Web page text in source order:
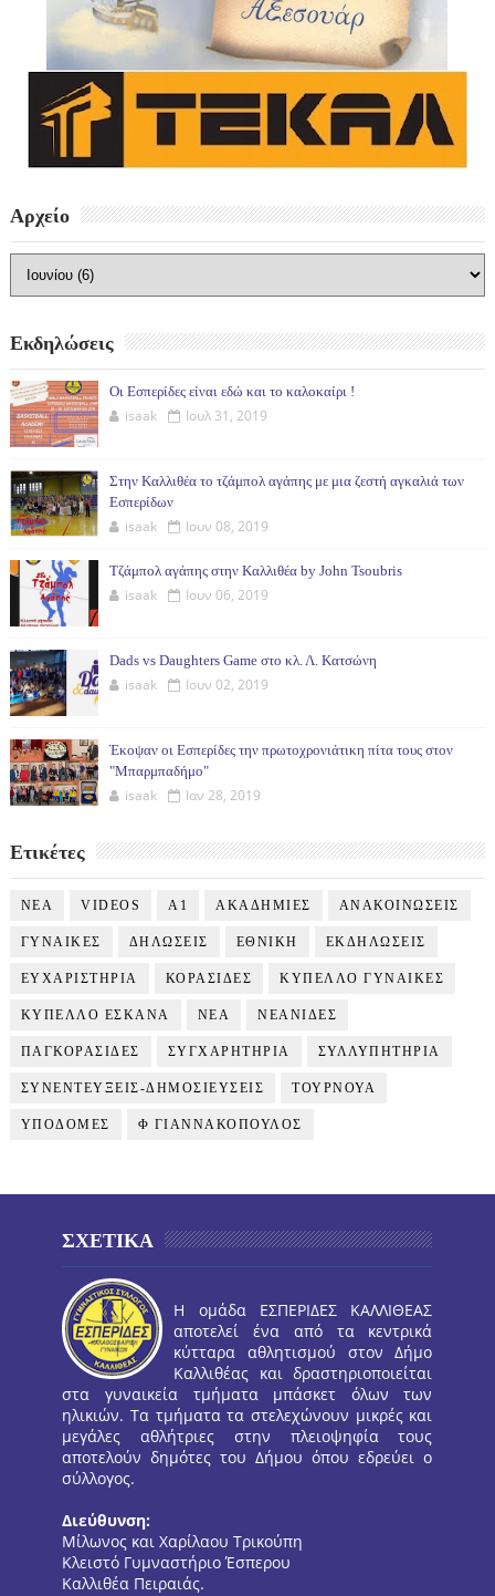
Αρχείο
Εκδηλώσεις
Οι Εσπερίδες είναι εδώ και το καλοκαίρι !
isaak Ιουλ 31, 2019
Στην Καλλιθέα το τζάμπολ αγάπης με μια ζεστή αγκαλιά των
Εσπερίδων
isaak Ιουν 08, 2019
Τζάμπολ αγάπης στην Καλλιθέα by John Tsoubris
isaak Ιουν 06, 2019
Dads vs Daughters Game στο κλ. Λ. Κατσώνη
isaak Ιουν 02, 2019
Έκοψαν οι Εσπερίδες την πρωτοχρονιάτικη πίτα τους στον
"Μπαρμπαδήμο"
isaak Ιαν 28, 2019
Ετικέτες
NEA VIDEOS Α1 ΑΚΑΔΗΜΙΕΣ ΑΝΑΚΟΙΝΩΣΕΙΣ
ΓΥΝΑΙΚΕΣ ΔΗΛΩΣΕΙΣ ΕΘΝΙΚΗ ΕΚΔΗΛΩΣΕΙΣ
ΕΥΧΑΡΙΣΤΗΡΙΑ ΚΟΡΑΣΙΔΕΣ ΚΥΠΕΛΛΟ ΓΥΝΑΙΚΕΣ
ΚΥΠΕΛΛΟ ΕΣΚΑΝΑ ΝΕΑ ΝΕΑΝΙΔΕΣ
ΠΑΓΚΟΡΑΣΙΔΕΣ ΣΥΓΧΑΡΗΤΗΡΙΑ ΣΥΛΛΥΠΗΤΗΡΙΑ
ΣΥΝΕΝΤΕΥΞΕΙΣ-ΔΗΜΟΣΙΕΥΣΕΙΣ ΤΟΥΡΝΟΥΑ
ΥΠΟΔΟΜΕΣ Φ ΓΙΑΝΝΑΚΟΠΟΥΛΟΣ
ΣΧΕΤΙΚΑ
Η ομάδα ΕΣΠΕΡΙΔΕΣ ΚΑΛΛΙΘΕΑΣ
αποτελεί ένα από τα κεντρικά
κύτταρα αθλητισμού στον Δήμο
Καλλιθέας και δραστηριοποιείται
στα γυναικεία τμήματα μπάσκετ όλων των
ηλικιών. Τα τμήματα τα στελεχώνουν μικρές και
μεγάλες αθλήτριες στην πλειοψηφία τους
αποτελούν δημότες του Δήμου όπου εδρεύει ο
σύλλογος.
Διεύθυνση:
Μίλωνος και Χαρίλαου Τρικούπη
Κλειστό Γυμναστήριο Έσπερου
Καλλιθέα Πειραιάς.